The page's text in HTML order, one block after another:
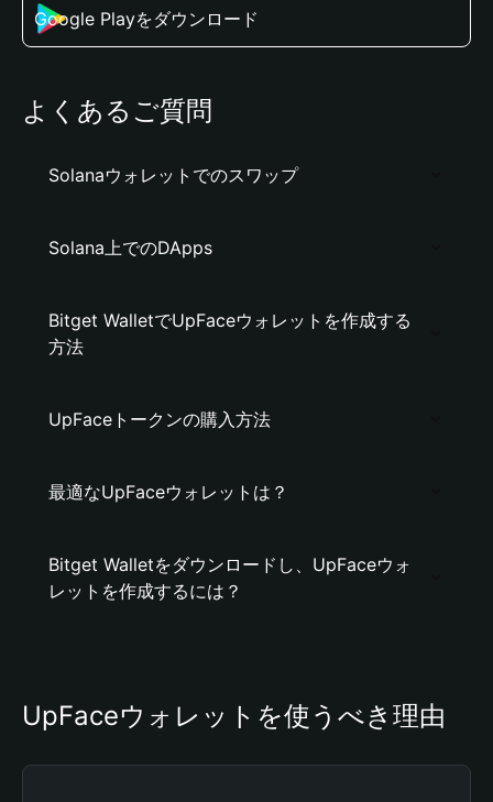
Google Playをダウンロード
よくあるご質問
Solanaウォレットでのスワップ
Solana上でのDApps
Bitget WalletでUpFaceウォレットを作成する
方法
UpFaceトークンの購入方法
最適なUpFaceウォレットは？
Bitget Walletをダウンロードし、UpFaceウォ
レットを作成するには？
UpFaceウォレットを使うべき理由